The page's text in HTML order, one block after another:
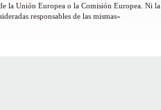
la Unión Europea o la Comisión Europea. Ni la
responsables de las mismas»